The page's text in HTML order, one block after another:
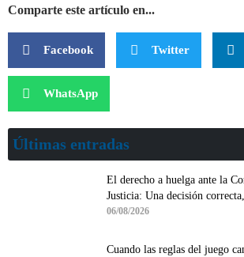
Comparte este artículo en...
Facebook Twitter
WhatsApp
Últimas entradas
El derecho a huelga ante la
Justicia: Una decisión
06/08/2026
Cuando las reglas del juego